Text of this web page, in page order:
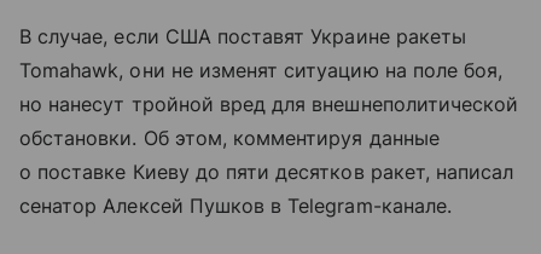
В случае, если США поставят Украине ракеты
Tomahawk, они не изменят ситуацию на поле боя,
но нанесут тройной вред для внешнеполитической
обстановки. Об этом, комментируя данные
о поставке Киеву до пяти десятков ракет, написал
сенатор Алексей Пушков в Telegram-канале.